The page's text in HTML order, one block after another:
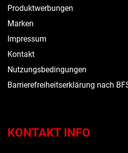
Produktwerbungen
Marken
Impressum
Kontakt
Nutzungsbedingungen
Barrierefreiheitserklärung nach
KONTAKT INFO